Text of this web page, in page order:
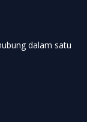
dalam satu